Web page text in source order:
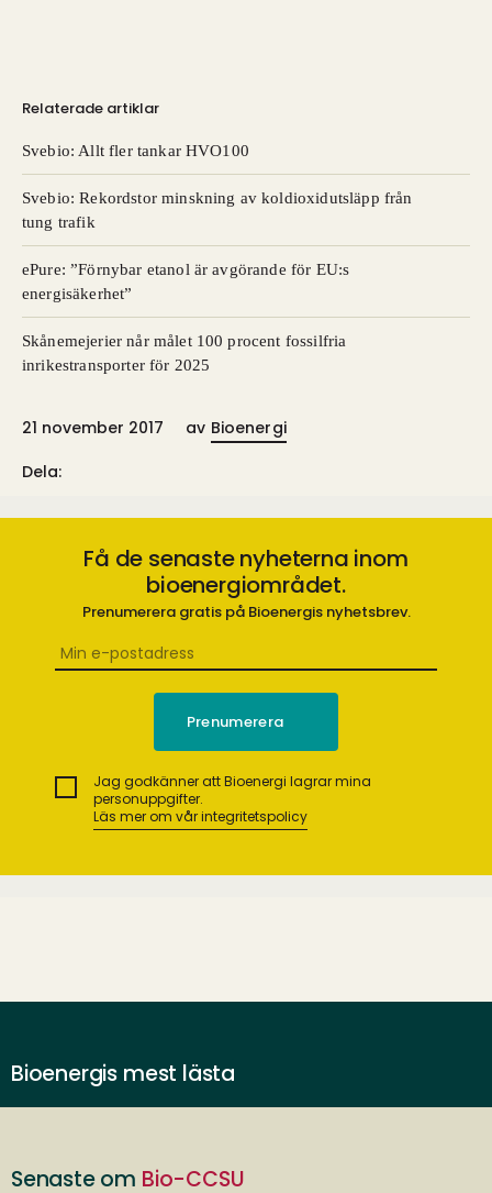
Relaterade artiklar
Svebio: Allt fler tankar HVO100
Svebio: ​Rekordstor minskning av koldioxidutsläpp från
tung trafik
ePure: ”Förnybar etanol är avgörande för EU:s
energisäkerhet”
Skånemejerier når målet 100 procent fossilfria
inrikestransporter för 2025
21 november 2017 av Bioenergi
Dela:
Få de senaste nyheterna inom
bioenergiområdet.
Prenumerera gratis på Bioenergis nyhetsbrev.
Jag godkänner att Bioenergi lagrar mina
personuppgifter.
Läs mer om vår integritetspolicy
Bioenergis mest lästa
Senaste om Bio-CCSU